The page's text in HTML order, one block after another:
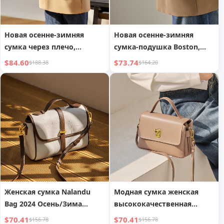
Новая осенне-зимняя
сумка через плечо,
женская сумка-тофу,
популярная
высококлассная одно
плечо, женская сумка из
натуральной кожи
$84.60$188.38
Новая осенне-зимняя
сумка-подушка Boston,
дамская сумка из
натуральной кожи,
женская сумка
$73.74$164.20
Женская сумка Nalandu
Bag 2024 Осень/Зима
Новая модная сумка из
$70.41$156.78
Модная сумка женская
высококачественная
диагональная сумка ins
$70.41$156.78